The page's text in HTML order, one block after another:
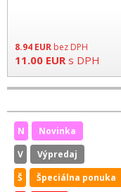
8.94 EUR bez DPH
11.00 EUR s DPH
N
Novinka
V
Výpredaj
Š
Špeciálna ponuka